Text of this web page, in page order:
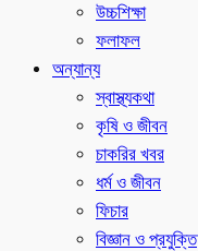
উচ্চশিক্ষা
ফলাফল
অন্যান্য
স্বাস্থ্যকথা
কৃষি ও জীবন
চাকরির খবর
ধর্ম ও জীবন
ফিচার
বিজ্ঞান ও প্রযুক্তি